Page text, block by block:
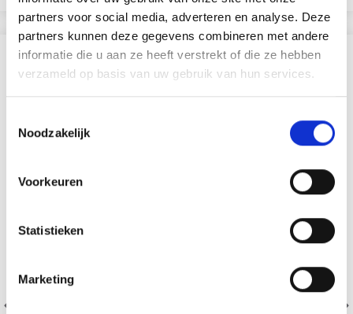
partners voor social media, adverteren en analyse. Deze
partners kunnen deze gegevens combineren met andere
informatie die u aan ze heeft verstrekt of die ze hebben
verzameld op basis van uw gebruik van hun services.
Noodzakelijk
Voorkeuren
Statistieken
Marketing
SIMILAIRE À CECI